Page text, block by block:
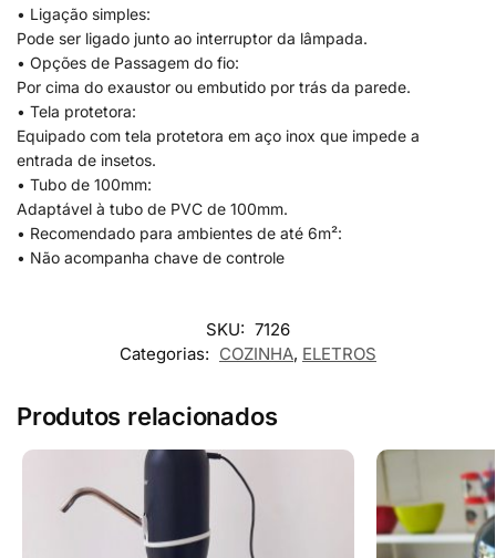
• Ligação simples:
Pode ser ligado junto ao interruptor da lâmpada.
• Opções de Passagem do fio:
Por cima do exaustor ou embutido por trás da parede.
• Tela protetora:
Equipado com tela protetora em aço inox que impede a
entrada de insetos.
• Tubo de 100mm:
Adaptável à tubo de PVC de 100mm.
• Recomendado para ambientes de até 6m²:
• Não acompanha chave de controle
SKU: 7126
Categorias: COZINHA, ELETROS
Produtos relacionados